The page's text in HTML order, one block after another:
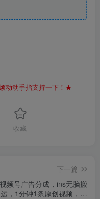
动动手指支持一下！★
收藏
下一篇
视频号广告分成，ins无脑搬
运，1分钟1条原创视频，轻